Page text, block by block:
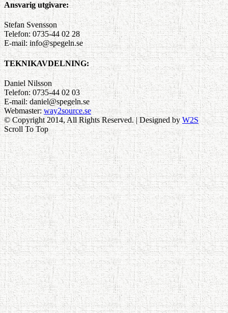
Ansvarig utgivare:
Stefan Svensson
Telefon: 0735-44 02 28
E-mail: info@spegeln.se
TEKNIKAVDELNING:
Daniel Nilsson
Telefon: 0735-44 02 03
E-mail: daniel@spegeln.se
Webmaster:way2source.se
© Copyright 2014, All Rights Reserved. | Designed byW2S
Scroll To Top